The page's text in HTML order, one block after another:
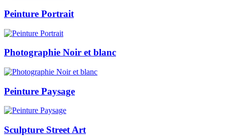
Peinture Portrait
Photographie Noir et blanc
Peinture Paysage
Sculpture Street Art